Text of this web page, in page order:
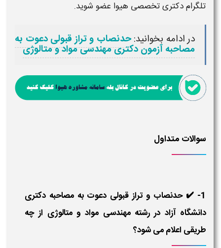
تلگرامدکتری تخصصی هیوا عضو شوید.
در ادامه بخوانید: حدنصاب و تراز قبولی دعوت به
مصاحبه آزمون دکتری مهندسی مواد و متالوژی
سوالات متداول
1- ✔️ حدنصاب و تراز قبولی دعوت به مصاحبه دکتری
دانشگاه آزاد در رشته مهندسی مواد و متالوژی از چه
طریقی اعلام می شود؟